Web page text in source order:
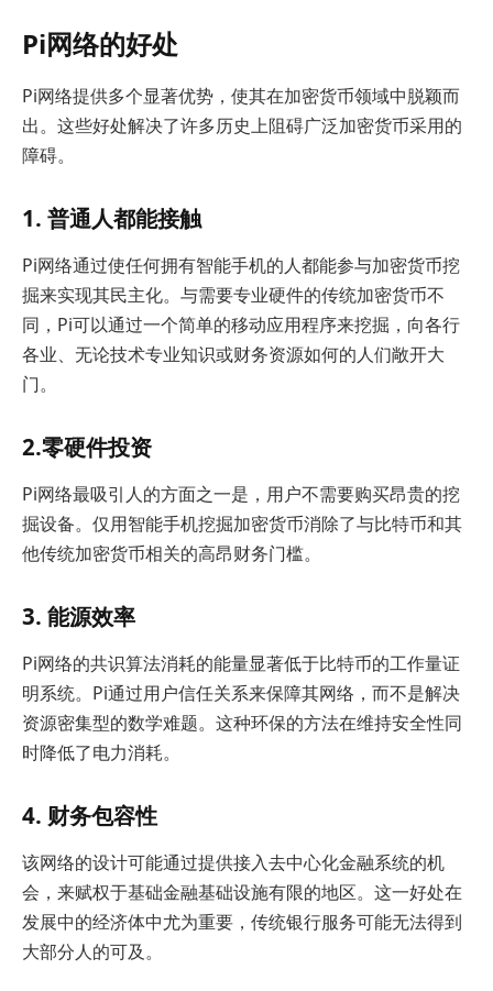
Pi网络的好处
Pi网络提供多个显著优势，使其在加密货币领域中脱颖而
出。这些好处解决了许多历史上阻碍广泛加密货币采用的
障碍。
1. 普通人都能接触
Pi网络通过使任何拥有智能手机的人都能参与加密货币挖
掘来实现其民主化。与需要专业硬件的传统加密货币不
同，Pi可以通过一个简单的移动应用程序来挖掘，向各行
各业、无论技术专业知识或财务资源如何的人们敞开大
门。
2.零硬件投资
Pi网络最吸引人的方面之一是，用户不需要购买昂贵的挖
掘设备。仅用智能手机挖掘加密货币消除了与比特币和其
他传统加密货币相关的高昂财务门槛。
3. 能源效率
Pi网络的共识算法消耗的能量显著低于比特币的工作量证
明系统。Pi通过用户信任关系来保障其网络，而不是解决
资源密集型的数学难题。这种环保的方法在维持安全性同
时降低了电力消耗。
4. 财务包容性
该网络的设计可能通过提供接入去中心化金融系统的机
会，来赋权于基础金融基础设施有限的地区。这一好处在
发展中的经济体中尤为重要，传统银行服务可能无法得到
大部分人的可及。